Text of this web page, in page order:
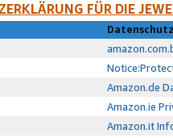
FÜR DIE
Amazon.de
Amazon.ie
Amazon.it